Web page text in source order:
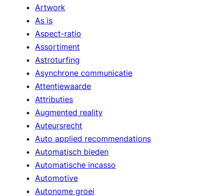
Artwork
As is
Aspect-ratio
Assortiment
Astroturfing
Asynchrone communicatie
Attentiewaarde
Attributies
Augmented reality
Auteursrecht
Auto applied recommendations
Automatisch bieden
Automatische incasso
Automotive
Autonome groei